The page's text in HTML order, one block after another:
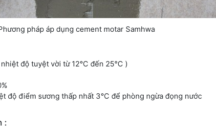
pháp áp dụng cement motar Samhwa
độ tuyệt vời từ 12℃ đến 25℃ )
độ điểm sương thấp nhất 3℃ để phòng ngừa đọng nước
: